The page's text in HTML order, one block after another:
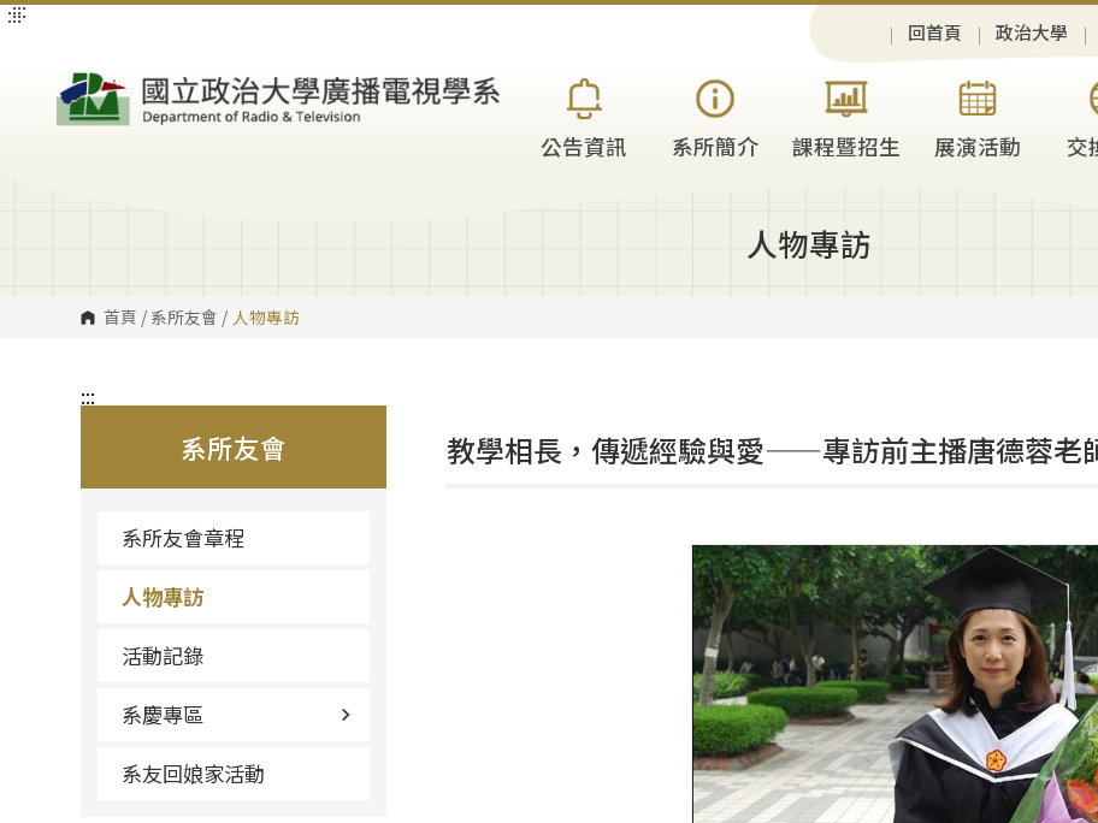
跳
:::
回首頁 政治大學
公告資訊 系所簡介 課程暨招生 展演活動 交
人物專訪
首頁 / 系所友會 / 人物專訪
:::
系所友會
系所友會章程
人物專訪
活動記錄
系慶專區
系友回娘家活動
:::
教學相長，傳遞經驗與愛——專訪前主播唐德蓉老